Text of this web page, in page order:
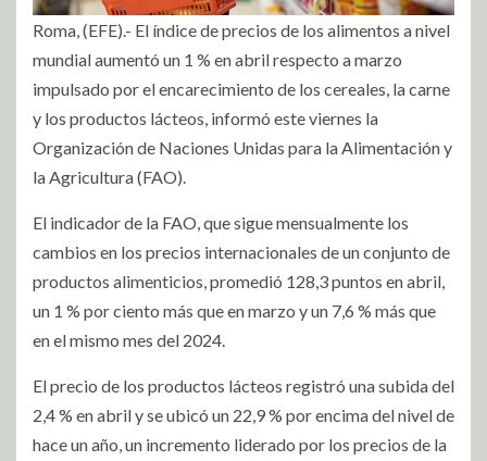
Roma, (EFE).- El índice de precios de los alimentos a nivel
mundial aumentó un 1 % en abril respecto a marzo
impulsado por el encarecimiento de los cereales, la carne
y los productos lácteos, informó este viernes la
Organización de Naciones Unidas para la Alimentación y
la Agricultura (FAO).
El indicador de la FAO, que sigue mensualmente los
cambios en los precios internacionales de un conjunto de
productos alimenticios, promedió 128,3 puntos en abril,
un 1 % por ciento más que en marzo y un 7,6 % más que
en el mismo mes del 2024.
El precio de los productos lácteos registró una subida del
2,4 % en abril y se ubicó un 22,9 % por encima del nivel de
hace un año, un incremento liderado por los precios de la